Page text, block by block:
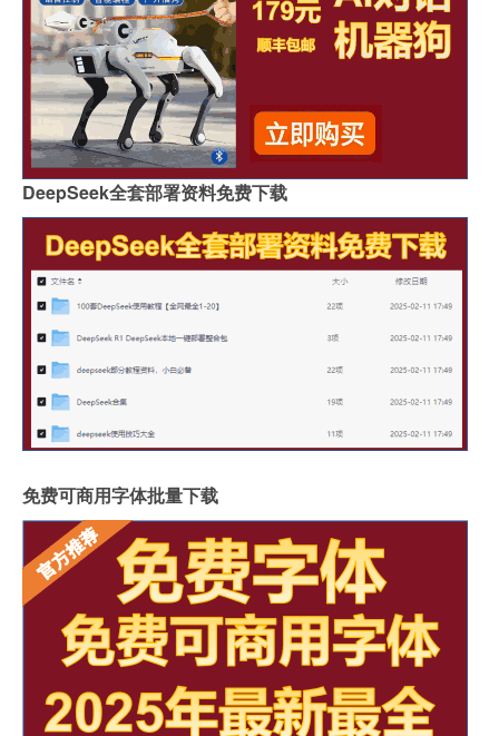
DeepSeek全套部署资料免费下载
免费可商用字体批量下载